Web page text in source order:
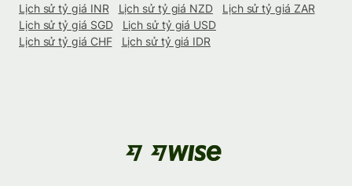
Lịch sử tỷ giá INR
Lịch sử tỷ giá NZD
Lịch sử tỷ giá ZAR
Lịch sử tỷ giá SGD
Lịch sử tỷ giá USD
Lịch sử tỷ giá CHF
Lịch sử tỷ giá IDR